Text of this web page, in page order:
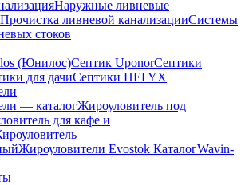
Наружные ливневые
Прочистка ливневой канализацииСистемы
стоков
(Юнилос)Септик UponorСептики
для дачиСептики HELYX
— каталогЖироуловитель под
для кафе и
Жироуловители Evostok КаталогWavin-